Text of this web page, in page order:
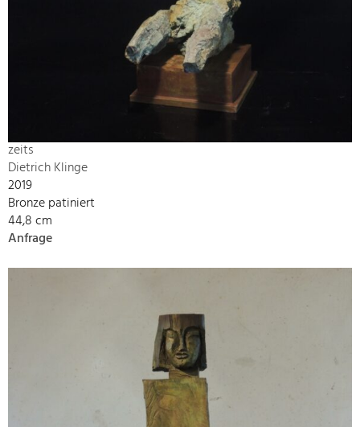
zeits
Dietrich Klinge
2019
Bronze patiniert
44,8 cm
Anfrage